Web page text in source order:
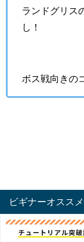
ランドグリス
し！
ボス戦向きの
ビギナーオスス